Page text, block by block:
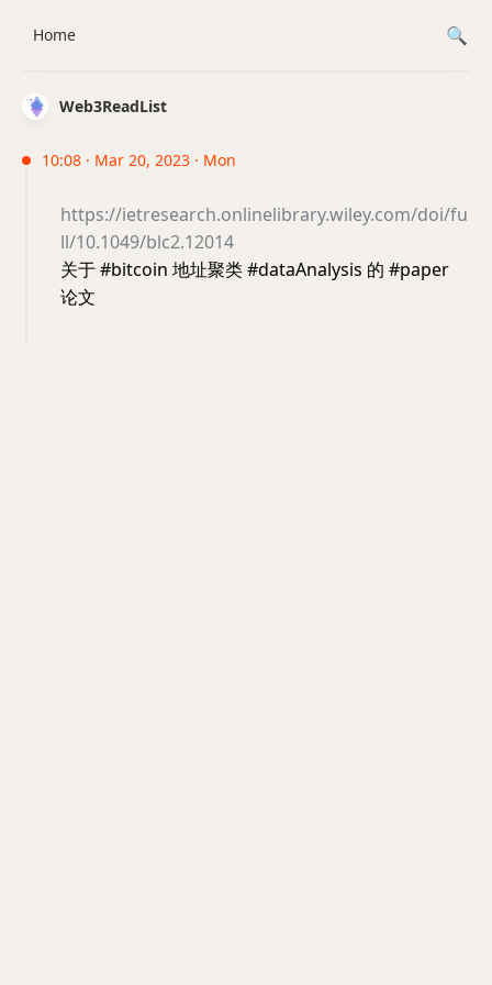
Web3ReadList
10:08 · Mar 20, 2023 · Mon
https://ietresearch.onlinelibrary.wiley.com/doi/fu
ll/10.1049/blc2.12014
关于 #bitcoin 地址聚类 #dataAnalysis 的 #paper
论文
Home